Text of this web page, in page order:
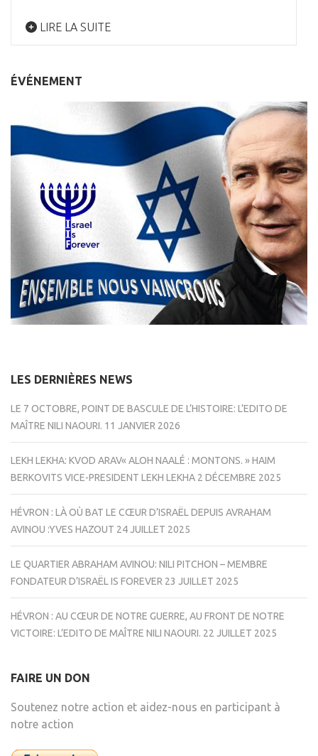
LIRE LA SUITE
ÉVÉNEMENT
LES DERNIÈRES NEWS
LE 7 OCTOBRE, POINT DE BASCULE DE L’HISTOIRE: L’EDITO DE
MAÎTRE NILI NAOURI. 11 JANVIER 2026
LEKH LEKHA: KVOD ARAV« ALOH NAALÉ : MONTONS. » HAIM
BERKOVITS VICE-PRESIDENT LEKH LEKHA 2 DÉCEMBRE 2025
HÉVRON : LÀ OÙ BAT LE CŒUR D’ISRAËL DEPUIS AVRAHAM
AVINOU :YVES HAZOUT 24 JUILLET 2025
LE QUARTIER ABRAHAM AVINOU: NILI PITCHON – MEMBRE
FONDATEUR D’ISRAËL IS FOREVER 23 JUILLET 2025
HÉVRON : AU CŒUR DE NOTRE GUERRE, AU FRONT DE NOTRE
VICTOIRE: L’EDITO DE MAÎTRE NILI NAOURI. 22 JUILLET 2025
FAIRE UN DON
Soutenez notre action et aidez-nous en participant à
notre action